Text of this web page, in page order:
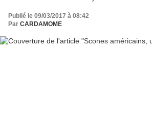
Publié le 09/03/2017 à 08:42
Par CARDAMOME